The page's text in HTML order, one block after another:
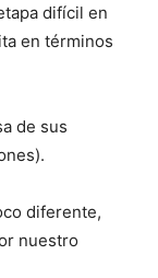
difícil en
en términos
de sus
diferente,
nuestro